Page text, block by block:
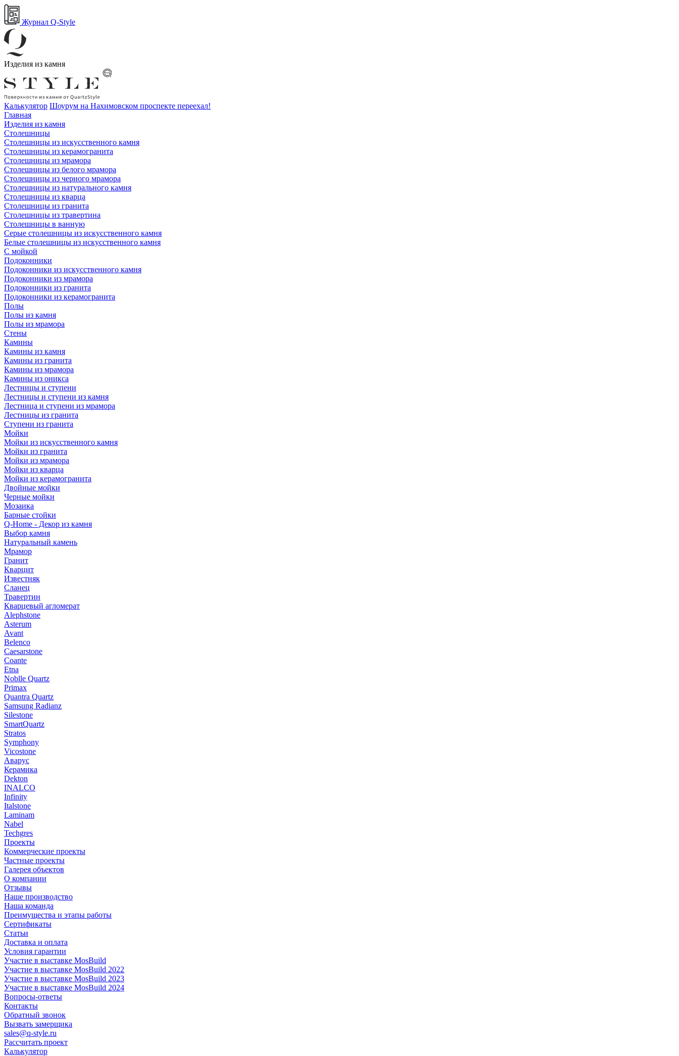
Журнал Q-Style
Изделия из камня
Калькулятор Шоурум на Нахимовском проспекте переехал!
Главная
Изделия из камня
Столешницы
Столешницы из искусственного камня
Столешницы из керамогранита
Столешницы из мрамора
Столешницы из белого мрамора
Столешницы из черного мрамора
Столешницы из натурального камня
Столешницы из кварца
Столешницы из гранита
Столешницы из травертина
Столешницы в ванную
Серые столешницы из искусственного камня
Белые столешницы из искусственного камня
С мойкой
Подоконники
Подоконники из искусственного камня
Подоконники из мрамора
Подоконники из гранита
Подоконники из керамогранита
Полы
Полы из камня
Полы из мрамора
Стены
Камины
Камины из камня
Камины из гранита
Камины из мрамора
Камины из оникса
Лестницы и ступени
Лестницы и ступени из камня
Лестница и ступени из мрамора
Лестницы из гранита
Ступени из гранита
Мойки
Мойки из искусственного камня
Мойки из гранита
Мойки из мрамора
Мойки из кварца
Мойки из керамогранита
Двойные мойки
Черные мойки
Мозаика
Барные стойки
Q-Home - Декор из камня
Выбор камня
Натуральный камень
Мрамор
Гранит
Кварцит
Известняк
Сланец
Травертин
Кварцевый агломерат
Alephstone
Asterum
Avant
Belenco
Caesarstone
Coante
Etna
Noblle Quartz
Primax
Quantra Quartz
Samsung Radianz
Silestone
SmartQuartz
Stratos
Symphony
Vicostone
Аварус
Керамика
Dekton
INALCO
Infinity
Italstone
Laminam
Nabel
Techgres
Проекты
Коммерческие проекты
Частные проекты
Галерея объектов
О компании
Отзывы
Наше производство
Наша команда
Преимущества и этапы работы
Сертификаты
Статьи
Доставка и оплата
Условия гарантии
Участие в выставке MosBuild
Участие в выставке MosBuild 2022
Участие в выставке MosBuild 2023
Участие в выставке MosBuild 2024
Вопросы-ответы
Контакты
Обратный звонок
Вызвать замерщика
sales@q-style.ru
Рассчитать проект
Калькулятор